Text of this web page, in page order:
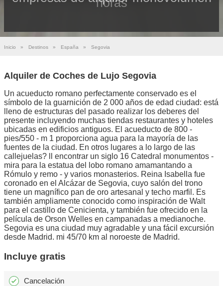
Inicio » Destinos » España » Segovia
Alquiler de Coches de Lujo Segovia
Un acueducto romano perfectamente conservado es el
símbolo de la guarnición de 2 000 años de edad ciudad: está
lleno de estructuras del pasado realizar los deberes del
presente incluyendo muchas tiendas restaurantes y hoteles
ubicadas en edificios antiguos. El acueducto de 800 -
pies/550 - m 1 proporciona agua para la mayoría de las
fuentes de la ciudad. En otros lugares a lo largo de las
callejuelas? ll encontrar un siglo 16 Catedral monumentos -
mira para la estatua del lobo romano amamantando a
Rómulo y remo - y varios monasterios. Reina Isabella fue
coronado en el Alcázar de Segovia, cuyo salón del trono
tiene un magnífico pan de oro artesanal y techo marfil. Es
también ampliamente conocido como inspiración de Walt
para el castillo de Cenicienta, y también fue ofrecido en la
película de Orson Welles en campanadas a medianoche.
Segovia es una ciudad muy agradable y una fácil excursión
desde Madrid. mi 45/70 km al noroeste de Madrid.
Incluye gratis
Cancelación